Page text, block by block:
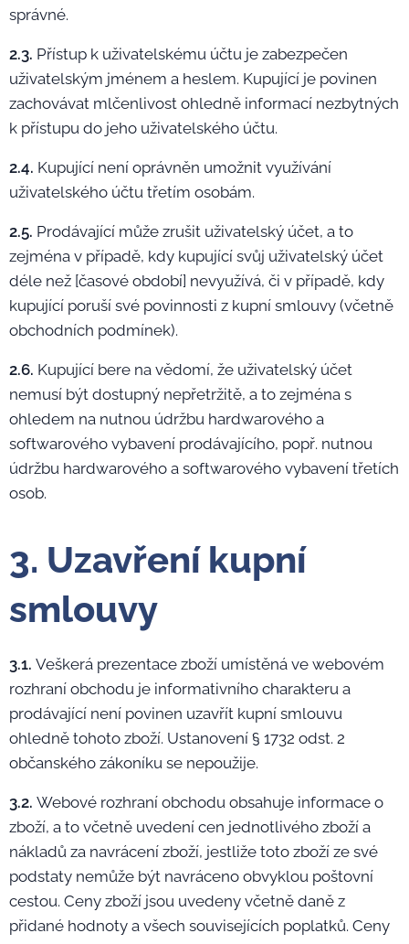
správné.
2.3. Přístup k uživatelskému účtu je zabezpečen
uživatelským jménem a heslem. Kupující je povinen
zachovávat mlčenlivost ohledně informací nezbytných
k přístupu do jeho uživatelského účtu.
2.4. Kupující není oprávněn umožnit využívání
uživatelského účtu třetím osobám.
2.5. Prodávající může zrušit uživatelský účet, a to
zejména v případě, kdy kupující svůj uživatelský účet
déle než [časové období] nevyužívá, či v případě, kdy
kupující poruší své povinnosti z kupní smlouvy (včetně
obchodních podmínek).
2.6. Kupující bere na vědomí, že uživatelský účet
nemusí být dostupný nepřetržitě, a to zejména s
ohledem na nutnou údržbu hardwarového a
softwarového vybavení prodávajícího, popř. nutnou
údržbu hardwarového a softwarového vybavení třetích
osob.
3. Uzavření kupní
smlouvy
3.1. Veškerá prezentace zboží umístěná ve webovém
rozhraní obchodu je informativního charakteru a
prodávající není povinen uzavřít kupní smlouvu
ohledně tohoto zboží. Ustanovení § 1732 odst. 2
občanského zákoníku se nepoužije.
3.2. Webové rozhraní obchodu obsahuje informace o
zboží, a to včetně uvedení cen jednotlivého zboží a
nákladů za navrácení zboží, jestliže toto zboží ze své
podstaty nemůže být navráceno obvyklou poštovní
cestou. Ceny zboží jsou uvedeny včetně daně z
přidané hodnoty a všech souvisejících poplatků. Ceny